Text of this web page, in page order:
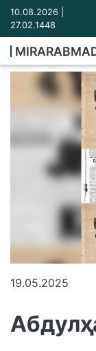
10.08.2026 |
27.02.1448
19.05.2025